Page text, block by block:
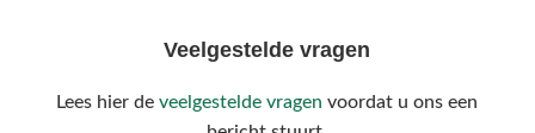
Veelgestelde vragen
Lees hier deveelgestelde vragen voordat u ons een